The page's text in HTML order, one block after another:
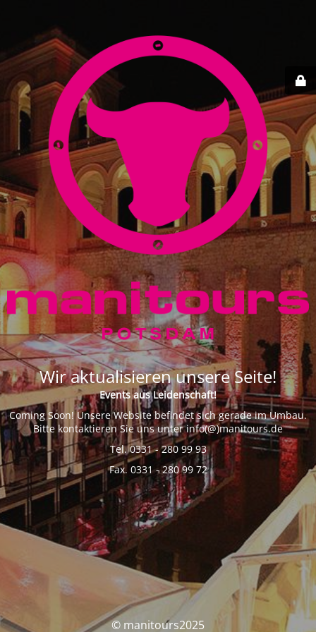
Wir aktualisieren unsere Seite!
Events aus Leidenschaft!
Coming Soon! Unsere Website befindet sich gerade im Umbau.
Bitte kontaktieren Sie uns unter info(@)manitours.de
Tel. 0331 - 280 99 93
Fax. 0331 - 280 99 72
© manitours2025